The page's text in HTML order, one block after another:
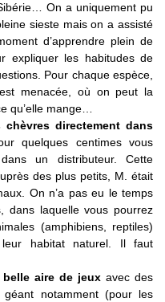
On a uniquement pu
sieste mais on a assisté
d’apprendre plein de
expliquer les habitudes de
Pour chaque espèce,
menacée, où on peut la
qu’elle mange…
directement dans
quelques centimes vous
un distributeur. Cette
des plus petits, M. était
On n’a pas eu le temps
dans laquelle vous pourrez
(amphibiens, reptiles)
habitat naturel. Il faut
belle aire de jeuxavec des
notamment (pour les